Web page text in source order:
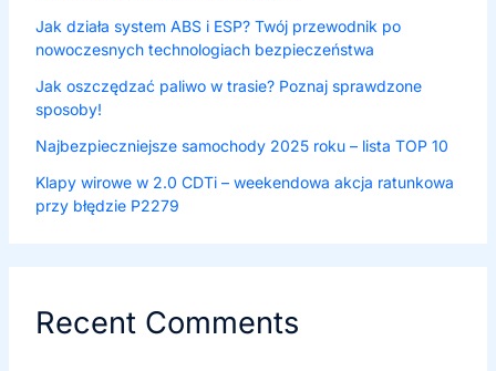
Jak działa system ABS i ESP? Twój przewodnik po
nowoczesnych technologiach bezpieczeństwa
Jak oszczędzać paliwo w trasie? Poznaj sprawdzone
sposoby!
Najbezpieczniejsze samochody 2025 roku – lista TOP 10
Klapy wirowe w 2.0 CDTi – weekendowa akcja ratunkowa
przy błędzie P2279
Recent Comments